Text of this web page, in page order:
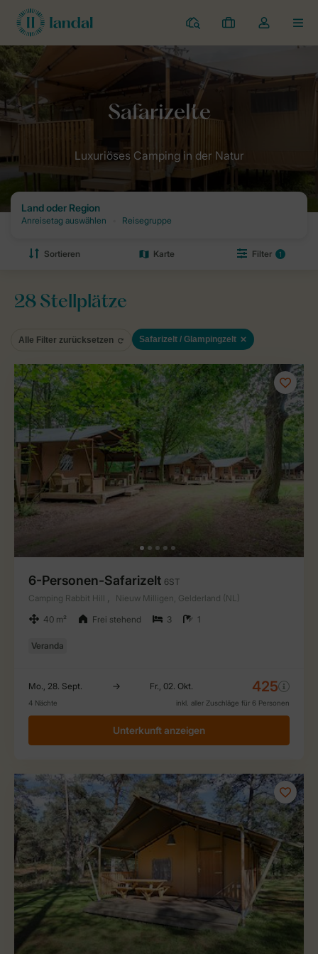
Campingplätze
Meine
Buchungen
Dropdown-
Menü
Kontos